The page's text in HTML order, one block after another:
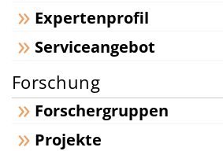
Expertenprofil
Serviceangebot
Forschung
Forschergruppen
Projekte